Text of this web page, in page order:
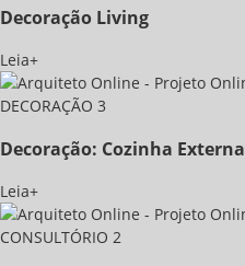
Decoração Living
Leia+
Decoração: Cozinha Externa
Leia+